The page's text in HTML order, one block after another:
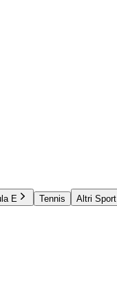
E Tennis Altri Sport